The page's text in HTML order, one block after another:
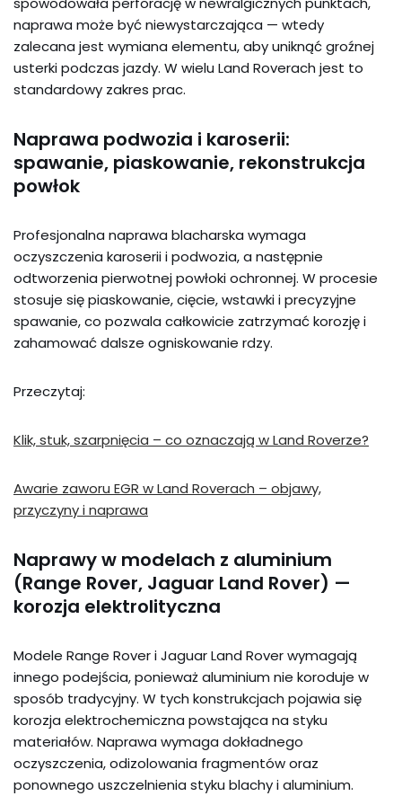
naprawa może być niewystarczająca — wtedy
zalecana jest wymiana elementu, aby uniknąć groźnej
usterki podczas jazdy. W wielu Land Roverach jest to
standardowy zakres prac.
Naprawa podwozia i karoserii:
spawanie, piaskowanie, rekonstrukcja
powłok
Profesjonalna naprawa blacharska wymaga
oczyszczenia karoserii i podwozia, a następnie
odtworzenia pierwotnej powłoki ochronnej. W procesie
stosuje się piaskowanie, cięcie, wstawki i precyzyjne
spawanie, co pozwala całkowicie zatrzymać korozję i
zahamować dalsze ogniskowanie rdzy.
Przeczytaj:
Klik, stuk, szarpnięcia – co oznaczają w Land Roverze?
Awarie zaworu EGR w Land Roverach – objawy,
przyczyny i naprawa
Naprawy w modelach z aluminium
(Range Rover, Jaguar Land Rover) —
korozja elektrolityczna
Modele Range Rover i Jaguar Land Rover wymagają
innego podejścia, ponieważ aluminium nie koroduje w
sposób tradycyjny. W tych konstrukcjach pojawia się
korozja elektrochemiczna powstająca na styku
materiałów. Naprawa wymaga dokładnego
oczyszczenia, odizolowania fragmentów oraz
ponownego uszczelnienia styku blachy i aluminium.